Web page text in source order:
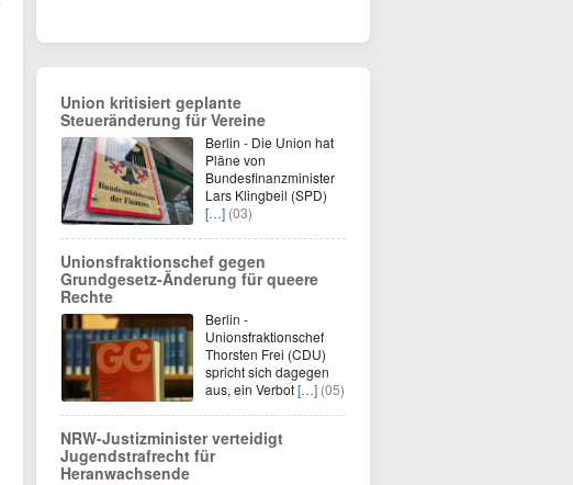
Union kritisiert geplante
Steueränderung für Vereine
Berlin - Die Union hat
Pläne von
Bundesfinanzminister
Lars Klingbeil (SPD)
[…] (03)
Unionsfraktionschef gegen
Grundgesetz-Änderung für queere
Rechte
Berlin -
Unionsfraktionschef
Thorsten Frei (CDU)
spricht sich dagegen
aus, ein Verbot[…] (05)
NRW-Justizminister verteidigt
Jugendstrafrecht für
Heranwachsende